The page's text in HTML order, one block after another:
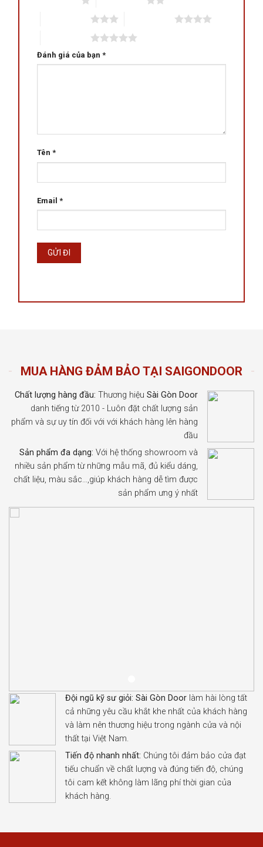
Đánh giá của bạn *
Tên *
Email *
MUA HÀNG ĐẢM BẢO TẠI SAIGONDOOR
Chất lượng hàng đầu: Thương hiệu Sài Gòn Door
danh tiếng từ 2010 - Luôn đặt chất lượng sản
phẩm và sự uy tín đối với với khách hàng lên hàng
đầu
Sản phẩm đa dạng: Với hệ thống showroom và
nhiều sản phẩm từ những mẫu mã, đủ kiểu dáng,
chất liệu, màu sắc…,giúp khách hàng dễ tìm được
sản phẩm ưng ý nhất
Đội ngũ kỹ sư giỏi: Sài Gòn Door làm hài lòng tất
cả những yêu cầu khắt khe nhất của khách hàng
và làm nên thương hiệu trong ngành cửa và nội
thất tại Việt Nam.
Tiến độ nhanh nhất: Chúng tôi đảm bảo cửa đạt
tiếu chuẩn về chất lượng và đúng tiến độ, chúng
tôi cam kết không làm lãng phí thời gian của
khách hàng.